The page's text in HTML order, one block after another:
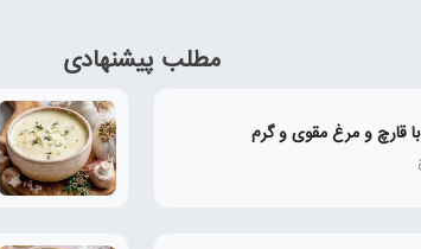
مطلب پیشنهادی
قارچ و مرغ مقوی و گرم